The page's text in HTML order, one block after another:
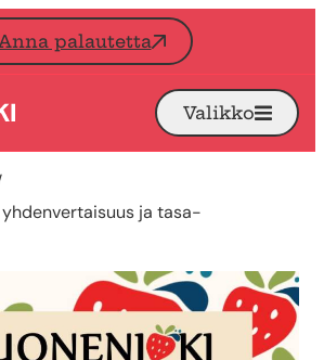
palautetta
Avaa
Valikko
ja tasa-